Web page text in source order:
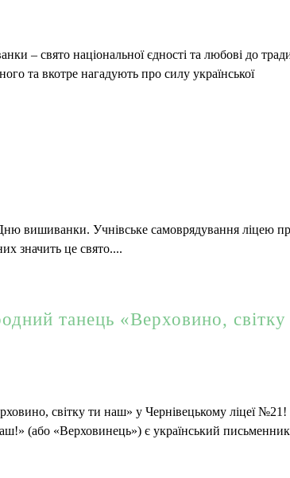
– свято національної єдності та любові до
та вкотре нагадують про силу української
вишиванки. Учнівське самоврядування ліцею
значить це свято....
танець «Верховино, світку
світку ти наш» у Чернівецькому ліцеї №21!
(або «Верховинець») є український